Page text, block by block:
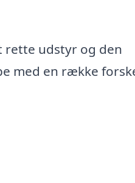
rette udstyr og den
med en række